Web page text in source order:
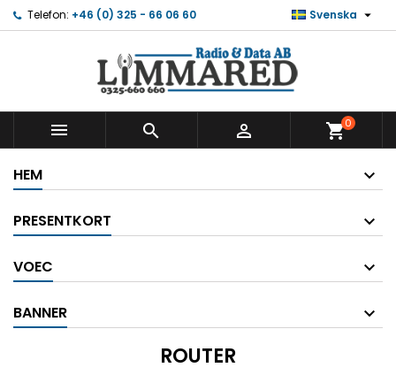
Telefon: +46 (0) 325 - 66 06 60 Svenska 
   shopping_cart0
HEM
PRESENTKORT
VOEC
BANNER
ROUTER